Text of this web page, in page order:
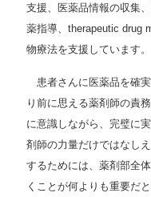
支援、医薬品情報の収集
薬指導、therapeutic drug
物療法を支援しています。
患者さんに医薬品を確
り前に思える薬剤師の責
に意識しながら、完璧に
剤師の力量だけではなし
するためには、薬剤部全
くことが何よりも重要だ